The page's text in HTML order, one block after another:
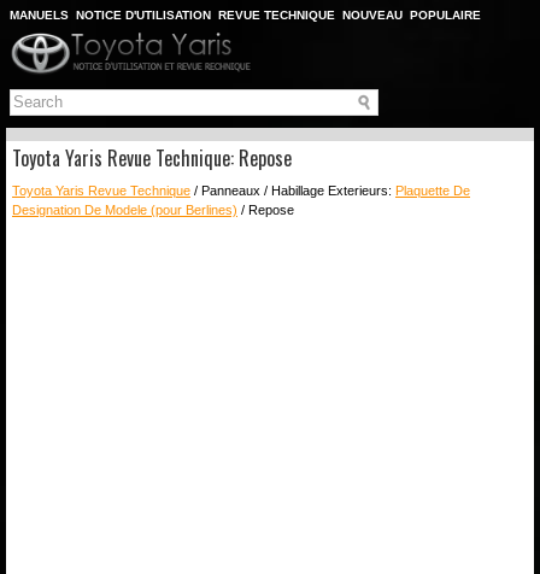
MANUELS NOTICE D'UTILISATION REVUE TECHNIQUE NOUVEAU POPULAIRE
PLAN DU SITE
CHERCHER
Toyota Yaris Revue Technique: Repose
Toyota Yaris Revue Technique / Panneaux / Habillage Exterieurs: Plaquette De
Designation De Modele (pour Berlines) / Repose